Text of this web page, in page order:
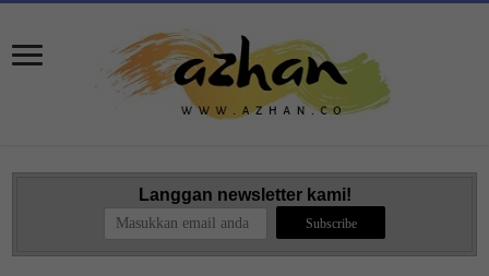
Langgan newsletter kami!